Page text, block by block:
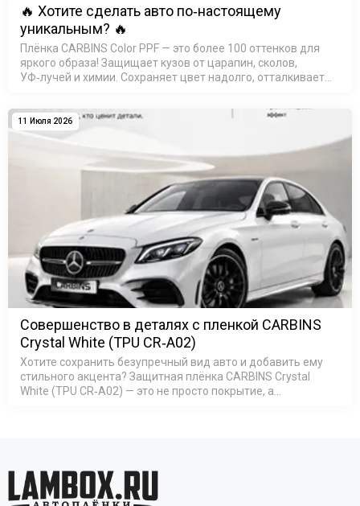
🔥 Хотите сделать авто по‑настоящему
уникальным? 🔥
Плёнка CARBINS Color PPF — это более 100 оттенков для
яркого образа! Защищает кузов от царапин, сколов,
УФ‑лучей и химии. Сохраняет цвет надолго, отталкивает
службы &mdas…
11 Июля 2026
Совершенство в деталях с пленкой CARBINS
Crystal White (TPU CR‑A02)
Хотите сохранить безупречный вид авто и добавить ему
стильного акцента? Защитная плёнка CARBINS Crystal
White (TPU CR‑A02) — это не просто покрытие, а